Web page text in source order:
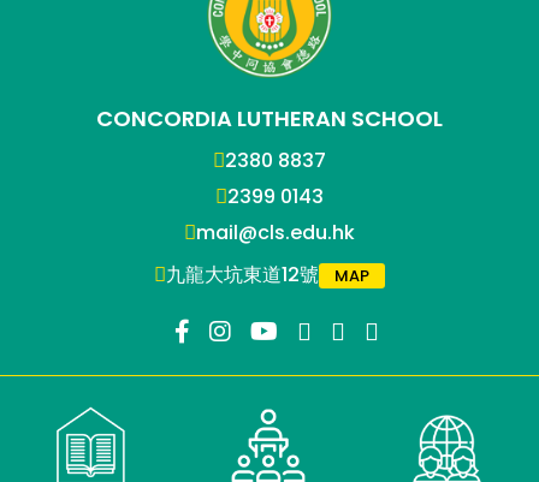
CONCORDIA LUTHERAN SCHOOL
2380 8837
2399 0143
mail@cls.edu.hk
九龍大坑東道12號
MAP